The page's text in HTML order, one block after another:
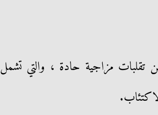
تقلبات مزاجية حادة ، والتي تشمل